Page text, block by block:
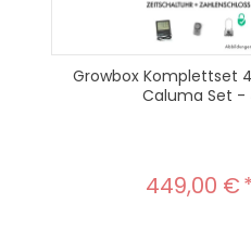
Growbox Komplettset
Caluma Set -
449,00 €